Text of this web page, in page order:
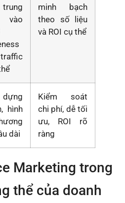
vào
minh bạch
theo số liệu
và ROI cụ thể
hình
dài
Kiểm soát
chi phí, dễ tối
ưu, ROI rõ
ràng
Marketing trong
thể của doanh